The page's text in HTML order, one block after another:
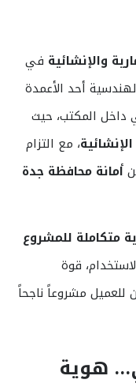
والإنشائية في
أحد الأعمدة
المكتب، حيث
، مع التزام
أمانة محافظة جدة
متكاملة للمشروع
قوة
للعميل مشروعاً ناجحاً
هوية